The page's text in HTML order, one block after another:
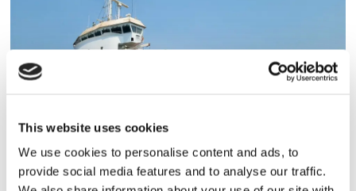
This website uses cookies
We use cookies to personalise content and ads, to
provide social media features and to analyse our traffic.
ESL Shipping tar steget mot